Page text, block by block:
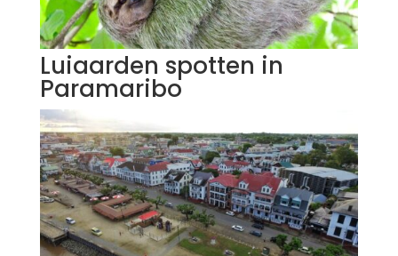
Luiaarden spotten in
Paramaribo